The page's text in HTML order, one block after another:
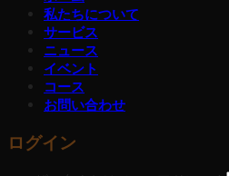
私たちについて
サービス
ニュース
イベント
コース
お問い合わせ
ログイン